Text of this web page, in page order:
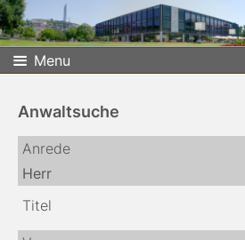
Menu
Anwaltsuche
Anrede
Herr
Titel